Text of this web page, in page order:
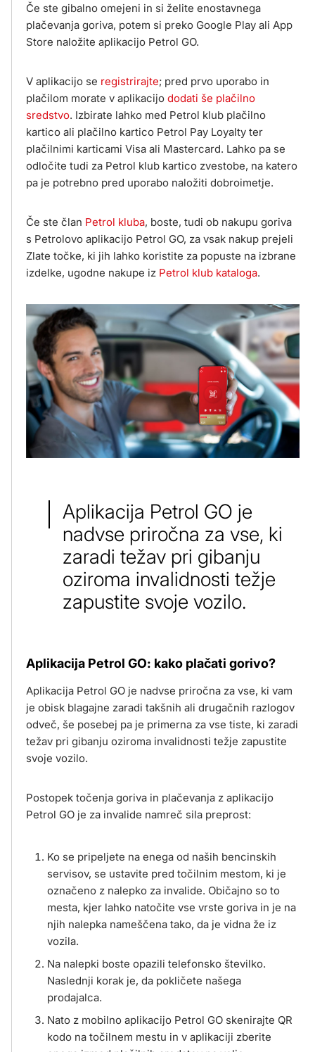
Če ste gibalno omejeni in si želite enostavnega
plačevanja goriva, potem si preko Google Play ali App
Store naložite aplikacijo Petrol GO.
V aplikacijo se registrirajte; pred prvo uporabo in
plačilom morate v aplikacijo dodati še plačilno
sredstvo. Izbirate lahko med Petrol klub plačilno
kartico ali plačilno kartico Petrol Pay Loyalty ter
plačilnimi karticami Visa ali Mastercard. Lahko pa se
odločite tudi za Petrol klub kartico zvestobe, na katero
pa je potrebno pred uporabo naložiti dobroimetje.
Če ste član Petrol kluba, boste, tudi ob nakupu goriva
s Petrolovo aplikacijo Petrol GO, za vsak nakup prejeli
Zlate točke, ki jih lahko koristite za popuste na izbrane
izdelke, ugodne nakupe iz Petrol klub kataloga.
Aplikacija Petrol GO je
nadvse priročna za vse, ki
zaradi težav pri gibanju
oziroma invalidnosti težje
zapustite svoje vozilo.
Aplikacija Petrol GO: kako plačati gorivo?
Aplikacija Petrol GO je nadvse priročna za vse, ki vam
je obisk blagajne zaradi takšnih ali drugačnih razlogov
odveč, še posebej pa je primerna za vse tiste, ki zaradi
težav pri gibanju oziroma invalidnosti težje zapustite
svoje vozilo.
Postopek točenja goriva in plačevanja z aplikacijo
Petrol GO je za invalide namreč sila preprost:
Ko se pripeljete na enega od naših bencinskih
servisov, se ustavite pred točilnim mestom, ki je
označeno z nalepko za invalide. Običajno so to
mesta, kjer lahko natočite vse vrste goriva in je na
njih nalepka nameščena tako, da je vidna že iz
vozila.
Na nalepki boste opazili telefonsko številko.
Naslednji korak je, da pokličete našega
prodajalca.
Nato z mobilno aplikacijo Petrol GO skenirajte QR
kodo na točilnem mestu in v aplikaciji zberite